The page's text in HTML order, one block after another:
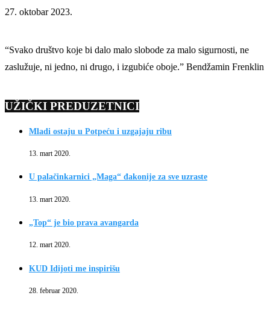
27. oktobar 2023.
“Svako društvo koje bi dalo malo slobode za malo sigurnosti, ne
zaslužuje, ni jedno, ni drugo, i izgubiće oboje.” Bendžamin Frenklin
UŽIČKI PREDUZETNICI
Mladi ostaju u Potpeću i uzgajaju ribu
13. mart 2020.
U palačinkarnici „Maga“ đakonije za sve uzraste
13. mart 2020.
„Top“ je bio prava avangarda
12. mart 2020.
KUD Idijoti me inspirišu
28. februar 2020.